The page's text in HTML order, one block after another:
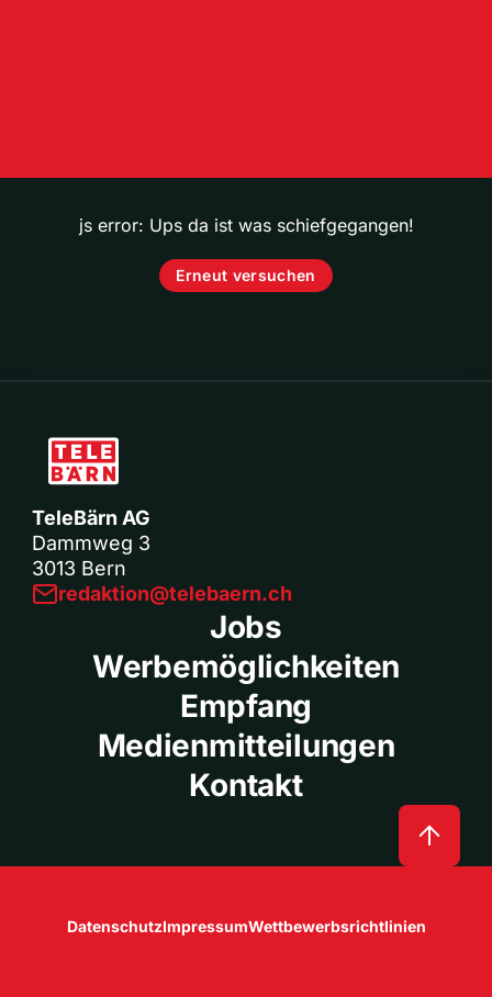
js error: Ups da ist was schiefgegangen!
Erneut versuchen
TeleBärn AG
Dammweg 3
3013 Bern
redaktion@telebaern.ch
Jobs
Werbemöglichkeiten
Empfang
Medienmitteilungen
Kontakt
DatenschutzImpressumWettbewerbsrichtlinien